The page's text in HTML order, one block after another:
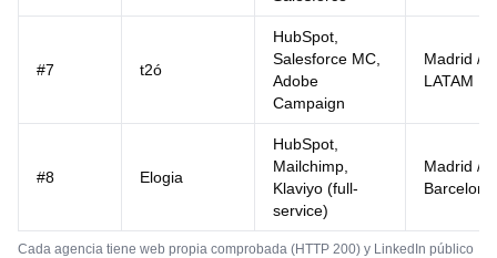
#7 t2ó
HubSpot,
Salesforce MC,
Adobe
Campaign
Madrid /
LATAM
#8 Elogia
HubSpot,
Mailchimp,
Klaviyo (full-
service)
Madrid /
Barcelona
Cada agencia tiene web propia comprobada (HTTP 200) y LinkedIn público